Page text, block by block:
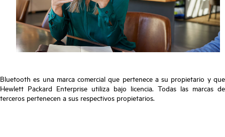
Bluetooth es una marca comercial que pertenece a su propietario y que
Hewlett Packard Enterprise utiliza bajo licencia. Todas las marcas de
terceros pertenecen a sus respectivos propietarios.